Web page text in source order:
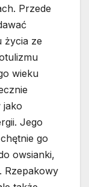
Przede
życia ze
wieku
jako
Jego
go
owsianki,
Rzepakowy